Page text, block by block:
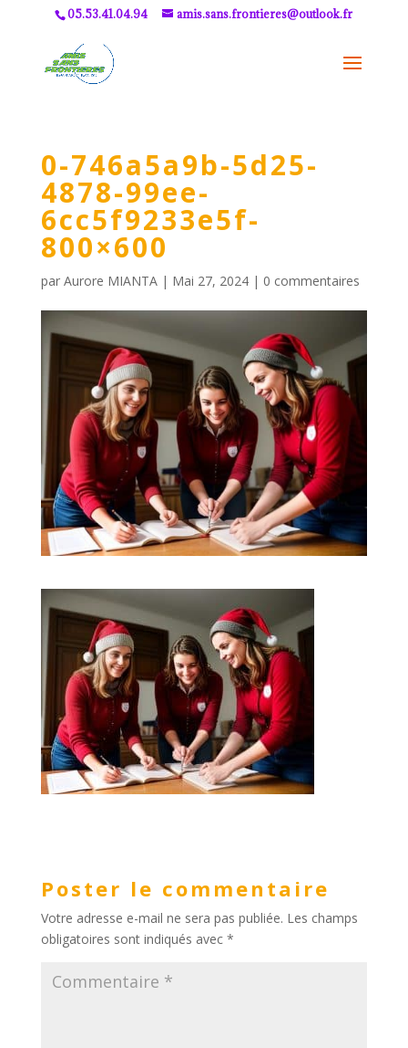
05.53.41.04.94 amis.sans.frontieres@outlook.fr
0-746a5a9b-5d25-
4878-99ee-
6cc5f9233e5f-
800×600
par Aurore MIANTA| Mai 27, 2024| 0 commentaires
Poster le commentaire
Votre adresse e-mail ne sera pas publiée. Les champs
obligatoires sont indiqués avec *